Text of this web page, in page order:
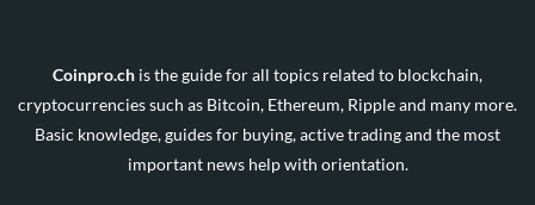
Coinpro.ch is the guide for all topics related to blockchain,
cryptocurrencies such as Bitcoin, Ethereum, Ripple and many more.
Basic knowledge, guides for buying, active trading and the most
important news help with orientation.